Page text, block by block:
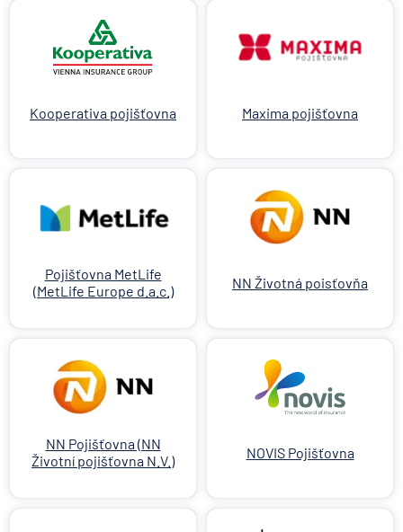
Kooperativa pojišťovna Maxima pojišťovna
Pojišťovna MetLife
(MetLife Europe d.a.c.)
NN Životná poisťovňa
NN Pojišťovna (NN
Životní pojišťovna N.V.)
NOVIS Pojišťovna